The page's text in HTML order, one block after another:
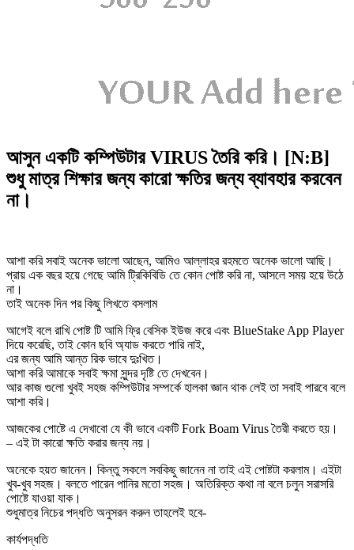
আসুন একটি কম্পিউটার VIRUS তৈরি করি। [N:B]
শুধু মাত্র শিক্ষার জন্য কারো ক্ষতির জন্য ব্যাবহার করবেন
না।
আশা করি সবাই অনেক ভালো আছেন, আমিও আল্লাহর রহমতে অনেক ভালো আছি।
প্রায় এক বছর হয়ে গেছে আমি ট্রিকিবিডি তে কোন পোষ্ট করি না, আসলে সময় হয়ে উঠে
না।
তাই অনেক দিন পর কিছু লিখতে বসলাম
আগেই বলে রাখি পোষ্ট টি আমি ফ্রি বেসিক ইউজ করে এবং BlueStake App Player
দিয়ে করেছি, তাই কোন ছবি অ্যাড করতে পারি নাই,
এর জন্য আমি আন্ত রিক ভাবে দুঃখিত।
আশা করি আমাকে সবাই ক্ষমা সুন্দর দৃষ্টি তে দেখবেন।
আর কাজ গুলো খুবই সহজ কম্পিউটার সম্পর্কে হালকা জ্ঞান থাক লেই তা সবাই পারবে বলে
আশা করি।
আজকের পোষ্টে এ দেখাবো যে কী ভাবে একটি Fork Boam Virus তৈরী করতে হয়।
– এই টা কারো ক্ষতি করার জন্য নয়।
অনেকে হয়ত জানেন। কিন্তু সকলে সবকিছু জানেন না তাই এই পোষ্টটা করলাম। এইটা
খুব-খুব সহজ। বলতে পারেন পানির মতো সহজ। অতিরিক্ত কথা না বলে চলুন সরাসরি
পোষ্টে যাওয়া যাক।
শুধুমাত্র নিচের পদ্ধতি অনুসরন করুন তাহলেই হবে-
কার্যপদ্ধতি